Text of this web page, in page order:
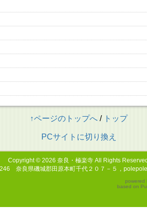
↑ページのトップへ / トップ
PCサイトに切り換え
Copyright © 2026 奈良・極楽寺All Rights
奈良県磯城郡田原本町千代２０７－５，
powered
based on